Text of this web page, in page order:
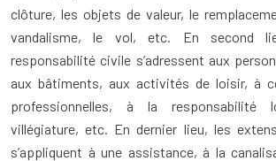
clôture, les objets de valeur, le
vandalisme, le vol, etc. En second
responsabilité civile s’adressent aux
aux bâtiments, aux activités de loisir, à
professionnelles, à la responsabilité
villégiature, etc. En dernier lieu, les
s’appliquent à une assistance, à la